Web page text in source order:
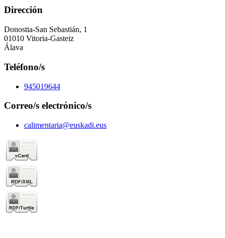
Dirección
Donostia-San Sebastián, 1
01010 Vitoria-Gasteiz
Álava
Teléfono/s
945019644
Correo/s electrónico/s
calimentaria@euskadi.eus